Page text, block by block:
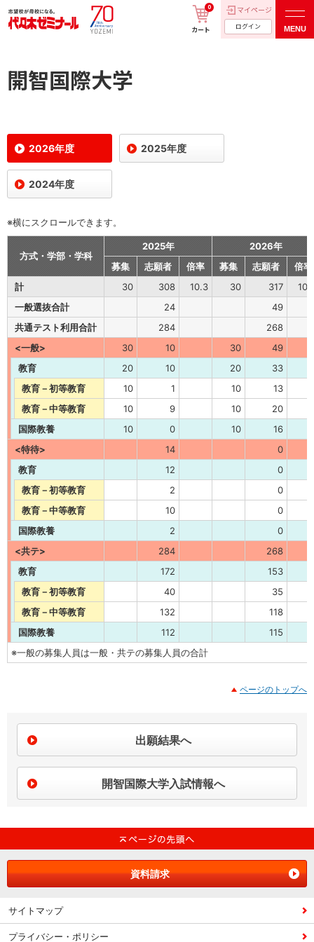
カート
0 マイページ
ログイン MENU
開智国際大学
2026年度 2025年度
2024年度
※横にスクロールできます。
方式・学部・学科
2025年
2026年
募集
志願者 倍率 募集 志願者
倍率
計
30 308 10.3 30 317
一般選抜合計
24
49
共通テスト利用合計
284
268
<一般>
30 10 30
49
教育
20 10 20
33
教育－初等教育
10 1 10
13
教育－中等教育
10 9 10
20
国際教養
10 0 10
16
<特待>
14
0
教育
12
0
教育－初等教育
2
0
教育－中等教育
10
0
国際教養
2
0
<共テ>
284
268
教育
172
153
教育－初等教育
40
35
教育－中等教育
132
118
国際教養
112
115
※一般の募集人員は一般・共テの募集人員の合計
ページのトップへ
出願結果へ
開智国際大学入試情報へ
資料請求
サイトマップ
プライバシー・ポリシー